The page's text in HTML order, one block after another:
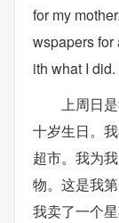
for my
wspapers for
ith what I
上周日
十岁生日。
超市。我为
物。这是我
我卖了一个